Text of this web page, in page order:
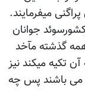
میفرمایند.
جوانان
گذشته مآخد
تکیه میکند نیز
می باشند پس چه